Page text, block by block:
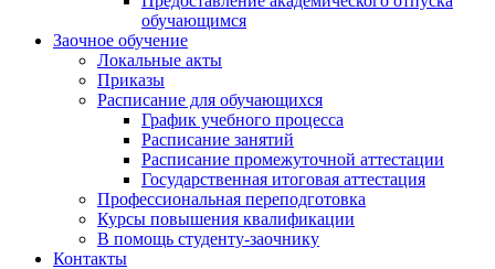
обучающимся
Заочное обучение
Локальные акты
Приказы
Расписание для обучающихся
График учебного процесса
Расписание занятий
Расписание промежуточной аттестации
Государственная итоговая аттестация
Профессиональная переподготовка
Курсы повышения квалификации
В помощь студенту-заочнику
Контакты